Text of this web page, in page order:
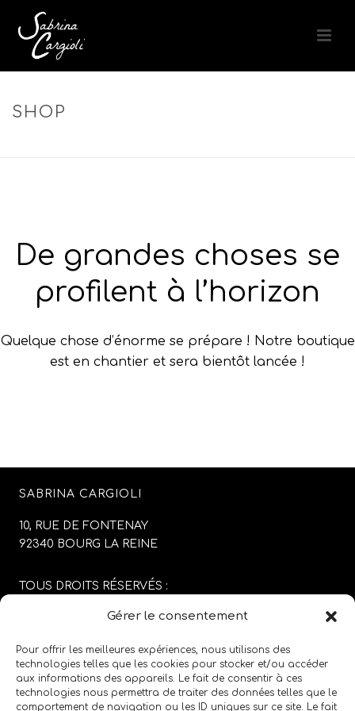
Gérer le consentement
Pour offrir les meilleures expériences, nous utilisons des
technologies telles que les cookies pour stocker et/ou accéder
aux informations des appareils. Le fait de consentir à ces
technologies nous permettra de traiter des données telles que le
comportement de navigation ou les ID uniques sur ce site. Le fait
SHOP
De grandes choses se
profilent à l’horizon
Quelque chose d’énorme se prépare ! Notre boutique
est en chantier et sera bientôt lancée !
SABRINA CARGIOLI
10, RUE DE FONTENAY
92340 BOURG LA REINE
TOUS DROITS RÉSERVÉS :
CONCEPTION DU SITE :
MENTIONS LÉGALES/CGV